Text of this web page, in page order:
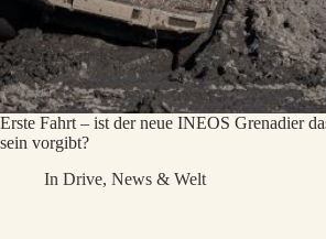
Erste Fahrt – ist der neue INEOS Grenadier
sein vorgibt?
In Drive,News & Welt